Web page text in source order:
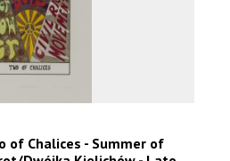
of Chalices - Summer of